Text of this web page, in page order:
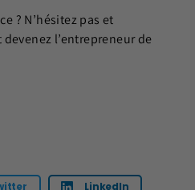
? N’hésitez pas et
devenez l’entrepreneur de
LinkedIn